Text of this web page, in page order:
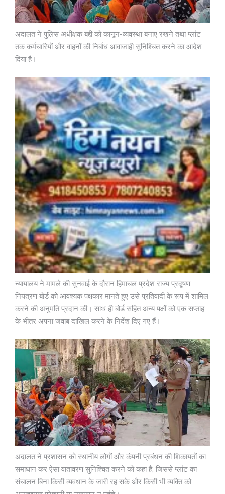
अदालत ने पुलिस अधीक्षक बद्दी को कानून-व्यवस्था बनाए रखने तथा प्लांट
तक कर्मचारियों और वाहनों की निर्बाध आवाजाही सुनिश्चित करने का आदेश
दिया है।
न्यायालय ने मामले की सुनवाई के दौरान हिमाचल प्रदेश राज्य प्रदूषण
नियंत्रण बोर्ड को आवश्यक पक्षकार मानते हुए उसे प्रतिवादी के रूप में शामिल
करने की अनुमति प्रदान की। साथ ही बोर्ड सहित अन्य पक्षों को एक सप्ताह
के भीतर अपना जवाब दाखिल करने के निर्देश दिए गए हैं।
अदालत ने प्रशासन को स्थानीय लोगों और कंपनी प्रबंधन की शिकायतों का
समाधान कर ऐसा वातावरण सुनिश्चित करने को कहा है, जिससे प्लांट का
संचालन बिना किसी व्यवधान के जारी रह सके और किसी भी व्यक्ति को